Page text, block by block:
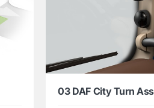
03 DAF City Turn